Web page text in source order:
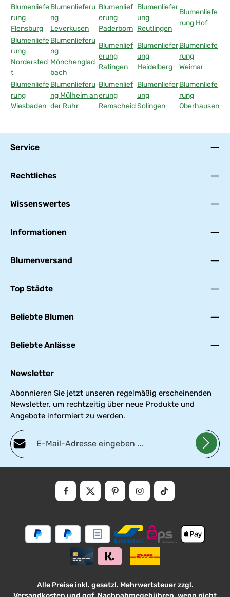
Blumenliefe
rung
Flensburg
Blumenlieferu
ng
Leverkusen
Blumenlief
erung
Paderborn
Blumenliefer
ung
Reutlingen
Blumenliefe
rung Hof
Blumenliefe
rung
Nordersted
t
Blumenlieferu
ng
Mönchenglad
bach
Blumenlief
erung
Ratingen
Blumenliefer
ung
Heidelberg
Blumenliefe
rung
Weimar
Blumenliefe
rung
Wiesbaden
Blumenlieferu
ng Mülheim an
der Ruhr
Blumenlief
erung
Remscheid
Blumenliefer
ung
Solingen
Blumenliefe
rung
Oberhausen
Service
Rechtliches
Wissenswertes
Informationen
Blumenversand
Top Städte
Beliebte Blumen
Beliebte Anlässe
Newsletter
Abonnieren Sie jetzt unseren regelmäßig erscheinenden
Newsletter, um rechtzeitig über neue Produkte und
Angebote informiert zu werden.
E-Mail-Adresse*
Datenschutz
Datenschutzbestimmungen
zur Kenntnis genommen und die
gelesen und bin mit ihnen einverstanden.
Alle Preise inkl. gesetzl. Mehrwertsteuer zzgl.